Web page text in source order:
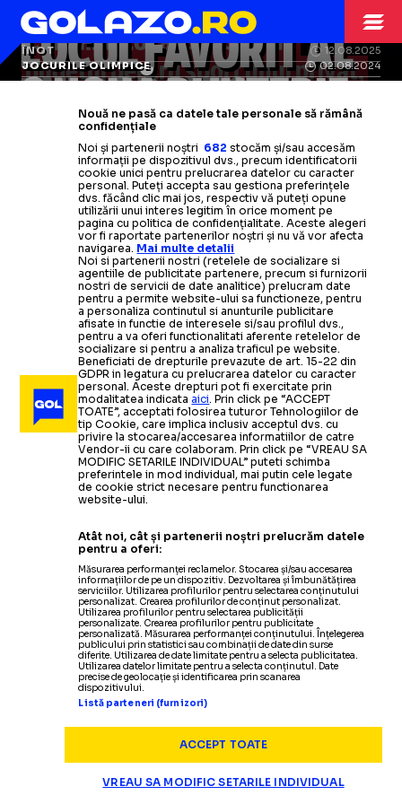
BAZIN DE INOT
REFUZATĂ DE
DAVID POPOVICI
Înotătorul român nici
vrut să
audă:„Numi-amdorit asta”
Citește mai mult
Consiliul Local dă 85% din
bugetul pentru sport unui privat,
echipa de fotbal, în timp ce
s-a
stopat construcția bazinului și a
Citește mai mult
LOCUL FAVORIT AL
LUI POPOVICI
David a vorbit pentru pagina
oficială a Jocurilor Olimpice: „În
relația cu natația,aici mă întorc”
Citește mai mult
ÎNOT 12.08.2025
O NOUĂ BIJUTERIE
Bazinul de înot din Târgu Secuiesc,
aproape de finalizare »Imagini cu
stadiul lucrărilor
Citește mai mult
JOCURILE OLIMPICE 02.08.2024
REPLICĂ
Președintele CS Dinamo, după ce
David Popovicis-aplâns de
condițiilede antrenament din
România: „Are absolut totce-i
trebuie”
Citește mai mult
Termeni și condiții
Politica de confidențialitate
Modifică Setările
Contact
Nouă ne pasă ca datele tale personale să rămână
confidențiale
Noi și partenerii noștri 682 stocăm și/sau accesăm
informații pe dispozitivul dvs., precum identificatorii
cookie unici pentru prelucrarea datelor cu caracter
personal. Puteți accepta sau gestiona preferințele
dvs. făcând clic mai jos, respectiv vă puteți opune
utilizării unui interes legitim în orice moment pe
pagina cu politica de confidențialitate. Aceste alegeri
vor fi raportate partenerilor noștri și nu vă vor afecta
navigarea. Mai multe detalii
Noi si partenerii nostri (retelele de socializare si
agentiile de publicitate partenere, precum si furnizorii
nostri de servicii de date analitice) prelucram date
pentru a permite website-ului sa functioneze, pentru
a personaliza continutul si anunturile publicitare
afisate in functie de interesele si/sau profilul dvs.,
pentru a va oferi functionalitati aferente retelelor de
socializare si pentru a analiza traficul pe website.
Beneficiati de drepturile prevazute de art. 15-22 din
GDPR in legatura cu prelucrarea datelor cu caracter
personal. Aceste drepturi pot fi exercitate prin
modalitatea indicataaici . Prin click pe “ACCEPT
TOATE”, acceptati folosirea tuturor Tehnologiilor de
tip Cookie, care implica inclusiv acceptul dvs. cu
privire la stocarea/accesarea informatiilor de catre
Vendor-ii cu care colaboram. Prin click pe “VREAU SA
MODIFIC SETARILE INDIVIDUAL” puteti schimba
preferintele in mod individual, mai putin cele legate
de cookie strict necesare pentru functionarea
website-ului.
Atât noi, cât și partenerii noștri prelucrăm datele
pentru a oferi:
Măsurarea performanței reclamelor. Stocarea și/sau accesarea
informațiilor de pe un dispozitiv. Dezvoltarea și îmbunătățirea
serviciilor. Utilizarea profilurilor pentru selectarea conținutului
personalizat. Crearea profilurilor de conținut personalizat.
Utilizarea profilurilor pentru selectarea publicității
personalizate. Crearea profilurilor pentru publicitate
personalizată. Măsurarea performanței conținutului. Înțelegerea
publicului prin statistici sau combinații de date din surse
diferite. Utilizarea de date limitate pentru a selecta publicitatea.
Utilizarea datelor limitate pentru a selecta conținutul. Date
precise de geolocație și identificarea prin scanarea
dispozitivului.
Listă parteneri (furnizori)
ACCEPT TOATE
VREAU SA MODIFIC SETARILE INDIVIDUAL